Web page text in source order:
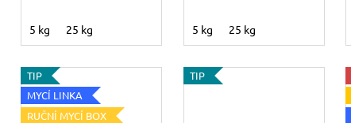
5 kg 25 kg 5 kg 25 kg
TIP
MYCÍ LINKA
RUČNÍ MYCÍ BOX
TIP